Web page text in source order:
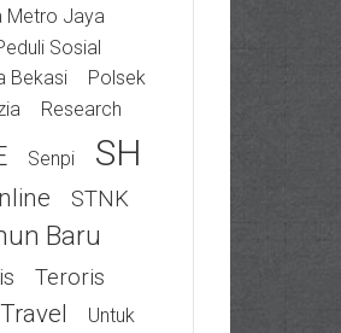
Metro Jaya
Sosial
Bekasi
Polsek
Research
Senpi SH
STNK
Baru
Teroris
Travel
Untuk